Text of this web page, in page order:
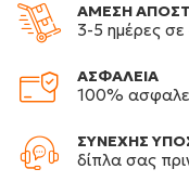
ΑΜΕΣΗ
3-5 ημέρες
ΑΣΦΑΛΕΙΑ
100%
ΣΥΝΕΧΗΣ
δίπλα σας